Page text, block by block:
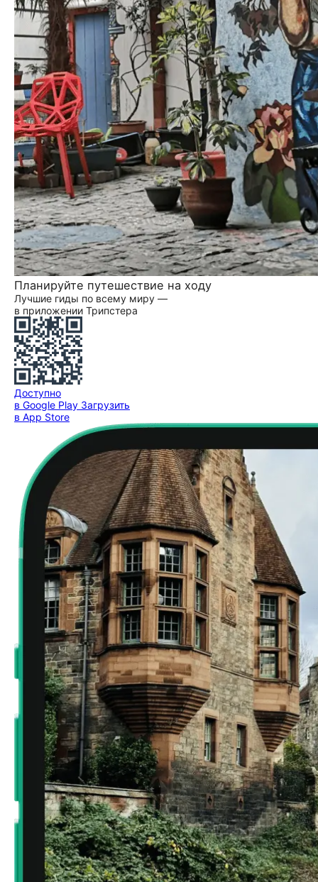
Планируйте путешествие на ходу
Лучшие гиды по всему миру —
в приложении Трипстера
Доступно
в Google Play Загрузить
в App Store